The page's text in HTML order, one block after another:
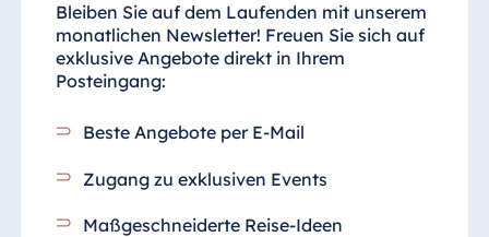
Bleiben Sie auf dem Laufenden mit unserem
monatlichen Newsletter! Freuen Sie sich auf
exklusive Angebote direkt in Ihrem
Posteingang:
Beste Angebote per E-Mail
Zugang zu exklusiven Events
Maßgeschneiderte Reise-Ideen